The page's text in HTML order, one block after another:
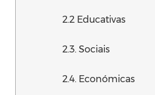
2.2 Educativas
2.3. Sociais
2.4. Económicas